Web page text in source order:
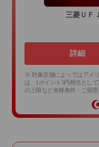
三菱ＵＦ
詳細
※ 対象店舗によってはアメ
は、1ポイント5円相当とし
の上限など各種条件・ご留